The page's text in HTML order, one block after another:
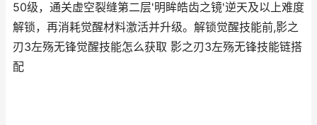
50级，通关虚空裂缝第二层'明眸皓齿之镜'逆天及以上难度
解锁，再消耗觉醒材料激活并升级。解锁觉醒技能前,影之
刃3左殇无锋觉醒技能怎么获取 影之刃3左殇无锋技能链搭
配